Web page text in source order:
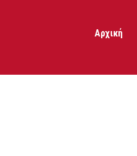
Αρχική